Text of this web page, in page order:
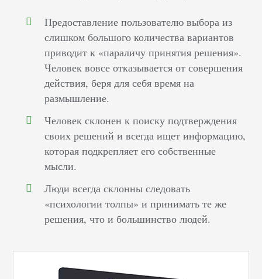
Предоставление пользователю выбора из
слишком большого количества вариантов
приводит к «параличу принятия решения».
Человек вовсе отказывается от совершения
действия, беря для себя время на
размышление.
Человек склонен к поиску подтверждения
своих решений и всегда ищет информацию,
которая подкрепляет его собственные
мысли.
Люди всегда склонны следовать
«психологии толпы» и принимать те же
решения, что и большинство людей.